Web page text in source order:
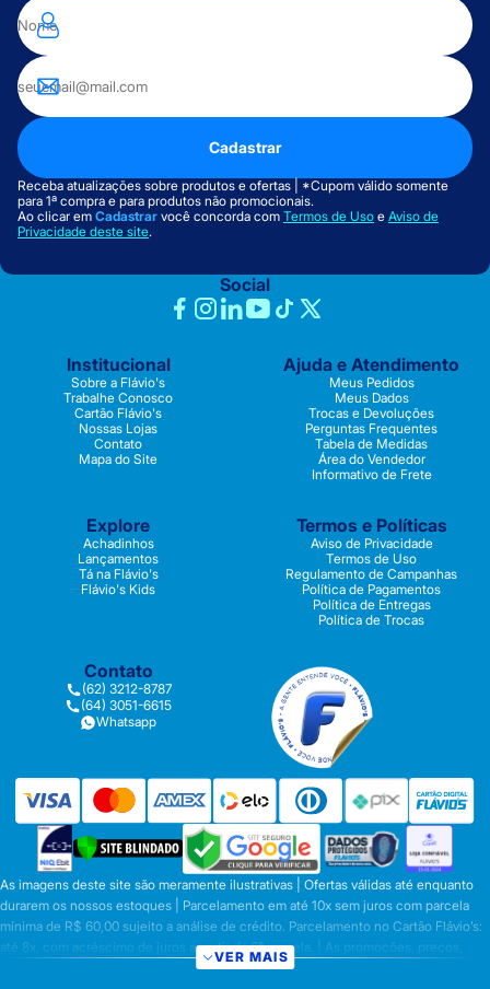
Cadastrar
Receba atualizações sobre produtos e ofertas | *Cupom válido somente
para 1ª compra e para produtos não promocionais.
Ao clicar em Cadastrar você concorda com Termos de Uso e Aviso de
Privacidade deste site.
Social
Institucional
Sobre a Flávio's
Trabalhe Conosco
Cartão Flávio's
Nossas Lojas
Contato
Mapa do Site
Ajuda e Atendimento
Meus Pedidos
Meus Dados
Trocas e Devoluções
Perguntas Frequentes
Tabela de Medidas
Área do Vendedor
Informativo de Frete
Explore
Achadinhos
Lançamentos
Tá na Flávio's
Flávio's Kids
Termos e Políticas
Aviso de Privacidade
Termos de Uso
Regulamento de Campanhas
Política de Pagamentos
Política de Entregas
Política de Trocas
Contato
(62) 3212-8787
(64) 3051-6615
Whatsapp
As imagens deste site são meramente ilustrativas | Ofertas válidas até enquanto
durarem os nossos estoques | Parcelamento em até 10x sem juros com parcela
mínima de R$ 60,00 sujeito a análise de crédito. Parcelamento no Cartão Flávio’s:
até 8x, com acréscimo de juros a partir da 6ª parcela. | As promoções, preços,
parcelamentos e condições de pagamento são válidas apenas para compras
VER MAIS